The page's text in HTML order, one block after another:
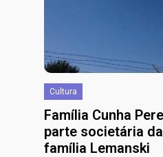
Cultura
Família Cunha
parte societária da
família Lemanski